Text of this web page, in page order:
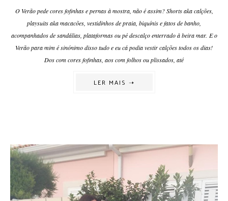
O Verão pede cores fofinhas e pernas à mostra, não é assim? Shorts aka calções,
playsuits aka macacões, vestidinhos de praia, biquínis e fatos de banho,
acompanhados de sandálias, plataformas ou pé descalço enterrado à beira mar. E o
Verão para mim é sinónimo disso tudo e eu cá podia vestir calções todos os dias!
Dos com cores fofinhas, aos com folhos ou plissados, até
LER MAIS ➝